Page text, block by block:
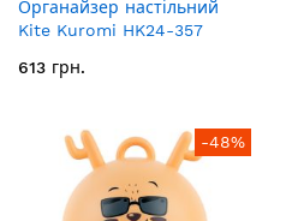
Органайзер настільний
Kite Kuromi HK24-357
613 грн.
-48%